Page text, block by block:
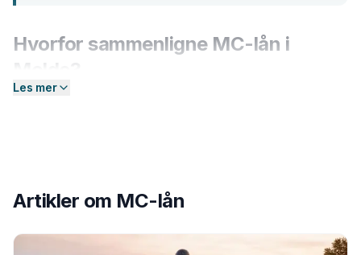
Hvorfor sammenligne MC-lån i
Banker i
sammenligne aktuelle tilbud og finne det som passer
Les mer
Artikler om MC-lån